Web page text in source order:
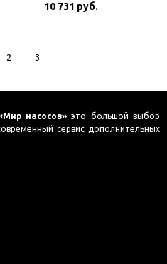
10 731 руб.
2 3
насосов» это большой выбор
сервис дополнительных